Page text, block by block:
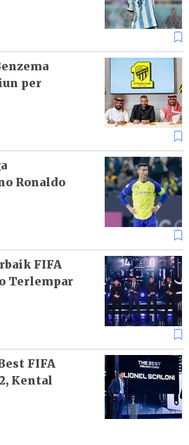
per
Ronaldo
FIFA
Terlempar
FIFA
Kental